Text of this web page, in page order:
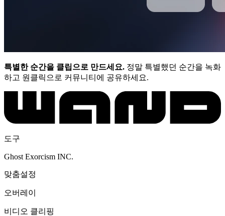
특별한 순간을 클립으로 만드세요. 정말 특별했던 순간을 녹화
하고 원클릭으로 커뮤니티에 공유하세요.
도구
Ghost Exorcism INC.
맞춤설정
오버레이
비디오 클리핑